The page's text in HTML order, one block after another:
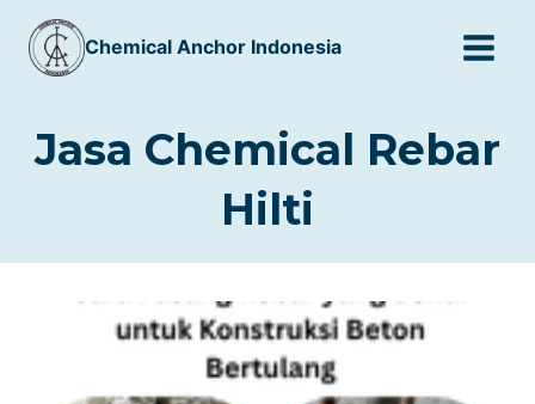
content
Chemical Anchor Indonesia
Jasa Chemical Rebar
Hilti